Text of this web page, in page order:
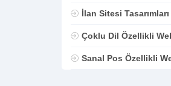
İlan Sitesi Tasarımları
Çoklu Dil Özellikli
Sanal Pos Özellikli